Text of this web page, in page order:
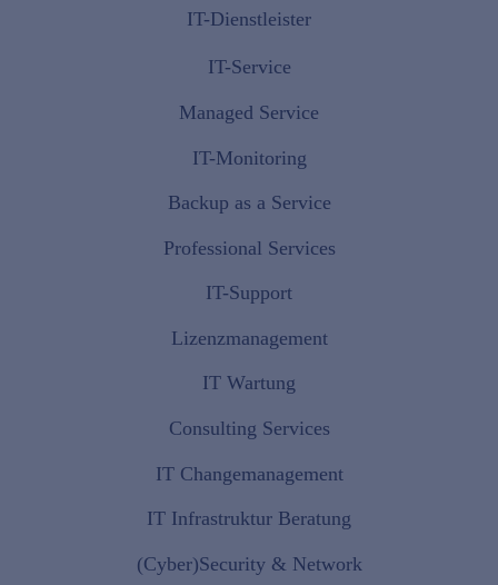
IT-Dienstleister
IT-Service
Managed Service
IT-Monitoring
Backup as a Service
Professional Services
IT-Support
Lizenzmanagement
IT Wartung
Consulting Services
IT Changemanagement
IT Infrastruktur Beratung
(Cyber)Security & Network